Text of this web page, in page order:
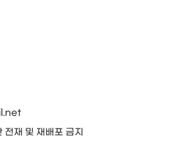
재 및 재배포 금지